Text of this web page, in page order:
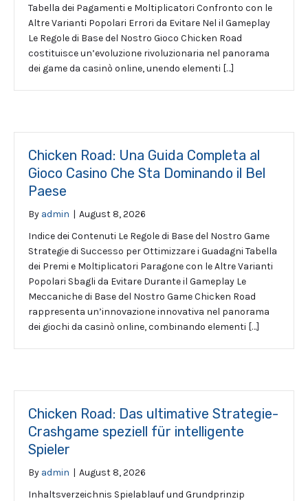
Tabella dei Pagamenti e Moltiplicatori Confronto con le
Altre Varianti Popolari Errori da Evitare Nel il Gameplay
Le Regole di Base del Nostro Gioco Chicken Road
costituisce un’evoluzione rivoluzionaria nel panorama
dei game da casinò online, unendo elementi […]
Chicken Road: Una Guida Completa al
Gioco Casino Che Sta Dominando il Bel
Paese
By admin | August 8, 2026
Indice dei Contenuti Le Regole di Base del Nostro Game
Strategie di Successo per Ottimizzare i Guadagni Tabella
dei Premi e Moltiplicatori Paragone con le Altre Varianti
Popolari Sbagli da Evitare Durante il Gameplay Le
Meccaniche di Base del Nostro Game Chicken Road
rappresenta un’innovazione innovativa nel panorama
dei giochi da casinò online, combinando elementi […]
Chicken Road: Das ultimative Strategie-
Crashgame speziell für intelligente
Spieler
By admin | August 8, 2026
Inhaltsverzeichnis Spielablauf und Grundprinzip